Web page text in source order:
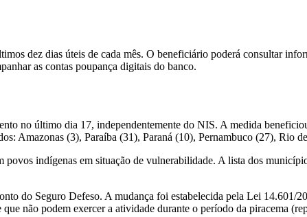
dez dias úteis de cada mês. O beneficiário poderá consultar
as contas poupança digitais do banco.
no último dia 17, independentemente do NIS. A medida
Amazonas (3), Paraíba (31), Paraná (10), Pernambuco (27), Rio
povos indígenas em situação de vulnerabilidade. A lista dos
do Seguro Defeso. A mudança foi estabelecida pela Lei 14.601/
não podem exercer a atividade durante o período da piracema